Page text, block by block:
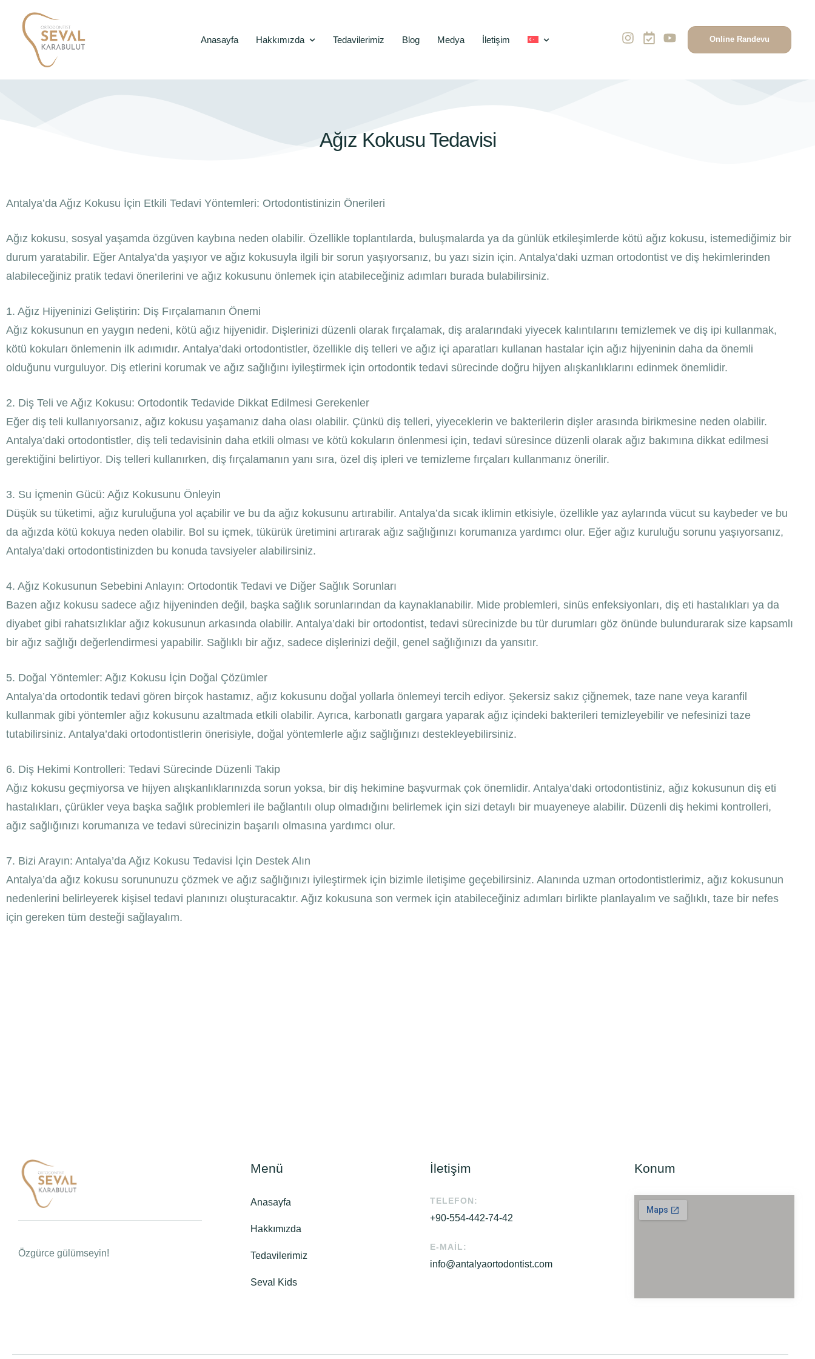
Anasayfa Hakkımızda Tedavilerimiz Blog Medya İletişim Online Randevu
Ağız Kokusu Tedavisi
Antalya’da Ağız Kokusu İçin Etkili Tedavi Yöntemleri: Ortodontistinizin Önerileri
Ağız kokusu, sosyal yaşamda özgüven kaybına neden olabilir. Özellikle toplantılarda, buluşmalarda ya da günlük etkileşimlerde kötü ağız kokusu, istemediğimiz bir
durum yaratabilir. Eğer Antalya’da yaşıyor ve ağız kokusuyla ilgili bir sorun yaşıyorsanız, bu yazı sizin için. Antalya’daki uzman ortodontist ve diş hekimlerinden
alabileceğiniz pratik tedavi önerilerini ve ağız kokusunu önlemek için atabileceğiniz adımları burada bulabilirsiniz.
1. Ağız Hijyeninizi Geliştirin: Diş Fırçalamanın Önemi
Ağız kokusunun en yaygın nedeni, kötü ağız hijyenidir. Dişlerinizi düzenli olarak fırçalamak, diş aralarındaki yiyecek kalıntılarını temizlemek ve diş ipi kullanmak,
kötü kokuları önlemenin ilk adımıdır. Antalya’daki ortodontistler, özellikle diş telleri ve ağız içi aparatları kullanan hastalar için ağız hijyeninin daha da önemli
olduğunu vurguluyor. Diş etlerini korumak ve ağız sağlığını iyileştirmek için ortodontik tedavi sürecinde doğru hijyen alışkanlıklarını edinmek önemlidir.
2. Diş Teli ve Ağız Kokusu: Ortodontik Tedavide Dikkat Edilmesi Gerekenler
Eğer diş teli kullanıyorsanız, ağız kokusu yaşamanız daha olası olabilir. Çünkü diş telleri, yiyeceklerin ve bakterilerin dişler arasında birikmesine neden olabilir.
Antalya’daki ortodontistler, diş teli tedavisinin daha etkili olması ve kötü kokuların önlenmesi için, tedavi süresince düzenli olarak ağız bakımına dikkat edilmesi
gerektiğini belirtiyor. Diş telleri kullanırken, diş fırçalamanın yanı sıra, özel diş ipleri ve temizleme fırçaları kullanmanız önerilir.
3. Su İçmenin Gücü: Ağız Kokusunu Önleyin
Düşük su tüketimi, ağız kuruluğuna yol açabilir ve bu da ağız kokusunu artırabilir. Antalya’da sıcak iklimin etkisiyle, özellikle yaz aylarında vücut su kaybeder ve bu
da ağızda kötü kokuya neden olabilir. Bol su içmek, tükürük üretimini artırarak ağız sağlığınızı korumanıza yardımcı olur. Eğer ağız kuruluğu sorunu yaşıyorsanız,
Antalya’daki ortodontistinizden bu konuda tavsiyeler alabilirsiniz.
4. Ağız Kokusunun Sebebini Anlayın: Ortodontik Tedavi ve Diğer Sağlık Sorunları
Bazen ağız kokusu sadece ağız hijyeninden değil, başka sağlık sorunlarından da kaynaklanabilir. Mide problemleri, sinüs enfeksiyonları, diş eti hastalıkları ya da
diyabet gibi rahatsızlıklar ağız kokusunun arkasında olabilir. Antalya’daki bir ortodontist, tedavi sürecinizde bu tür durumları göz önünde bulundurarak size kapsamlı
bir ağız sağlığı değerlendirmesi yapabilir. Sağlıklı bir ağız, sadece dişlerinizi değil, genel sağlığınızı da yansıtır.
5. Doğal Yöntemler: Ağız Kokusu İçin Doğal Çözümler
Antalya’da ortodontik tedavi gören birçok hastamız, ağız kokusunu doğal yollarla önlemeyi tercih ediyor. Şekersiz sakız çiğnemek, taze nane veya karanfil
kullanmak gibi yöntemler ağız kokusunu azaltmada etkili olabilir. Ayrıca, karbonatlı gargara yaparak ağız içindeki bakterileri temizleyebilir ve nefesinizi taze
tutabilirsiniz. Antalya’daki ortodontistlerin önerisiyle, doğal yöntemlerle ağız sağlığınızı destekleyebilirsiniz.
6. Diş Hekimi Kontrolleri: Tedavi Sürecinde Düzenli Takip
Ağız kokusu geçmiyorsa ve hijyen alışkanlıklarınızda sorun yoksa, bir diş hekimine başvurmak çok önemlidir. Antalya’daki ortodontistiniz, ağız kokusunun diş eti
hastalıkları, çürükler veya başka sağlık problemleri ile bağlantılı olup olmadığını belirlemek için sizi detaylı bir muayeneye alabilir. Düzenli diş hekimi kontrolleri,
ağız sağlığınızı korumanıza ve tedavi sürecinizin başarılı olmasına yardımcı olur.
7. Bizi Arayın: Antalya’da Ağız Kokusu Tedavisi İçin Destek Alın
Antalya’da ağız kokusu sorununuzu çözmek ve ağız sağlığınızı iyileştirmek için bizimle iletişime geçebilirsiniz. Alanında uzman ortodontistlerimiz, ağız kokusunun
nedenlerini belirleyerek kişisel tedavi planınızı oluşturacaktır. Ağız kokusuna son vermek için atabileceğiniz adımları birlikte planlayalım ve sağlıklı, taze bir nefes
için gereken tüm desteği sağlayalım.
Özgürce gülümseyin!
Menü
Anasayfa
Hakkımızda
Tedavilerimiz
Seval Kids
İletişim
TELEFON:
+90-554-442-74-42
E-MAIL:
info@antalyaortodontist.com
Konum